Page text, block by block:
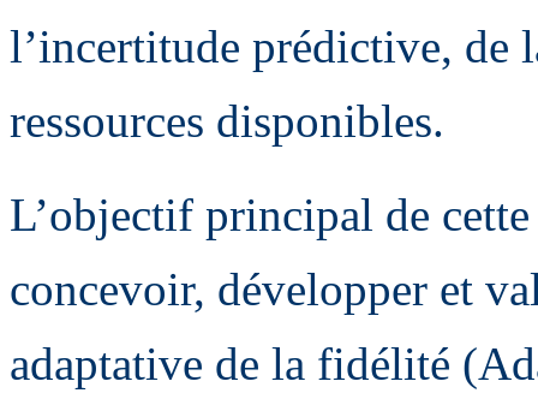
l’incertitude prédictive, de
ressources disponibles.
L’objectif principal de
concevoir, développer et
adaptative de la fidélité